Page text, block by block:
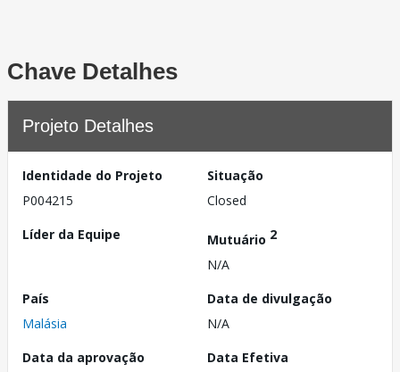
Chave Detalhes
Projeto Detalhes
Identidade do Projeto
P004215
Situação
Closed
Líder da Equipe
Mutuário 2
N/A
País
Malásia
Data de divulgação
N/A
Data da aprovação
Data Efetiva